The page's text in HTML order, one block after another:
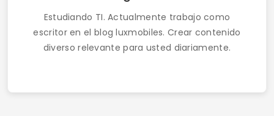
Estudiando TI. Actualmente trabajo como
escritor en el blog luxmobiles. Crear contenido
diverso relevante para usted diariamente.